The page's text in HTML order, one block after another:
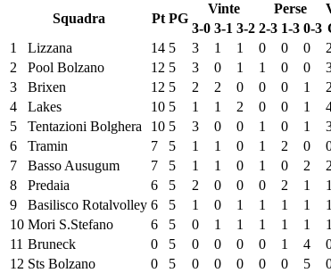
Squadra Pt PG
Vinte Perse
3-0 3-1 3-2 2-3 1-3 0-3
1
Lizzana 14 5 3 1 1 0 0 0 2
2
Pool Bolzano 12 5 3 0 1 1 0 0
3
Brixen 12 5 2 2 0 0 0 1 2
4
Lakes 10 5 1 1 2 0 0 1
5
Tentazioni Bolghera 10 5 3 0 0 1 0 1
6
Tramin 7 5 1 1 0 1 2 0
7
Basso Ausugum 7 5 1 1 0 1 0 2 2
8
Predaia 6 5 2 0 0 0 2 1 1
9
Basilisco Rotalvolley 6 5 1 0 1 1 1 1 1
10 Mori S.Stefano 6 5 0 1 1 1 1 1 1
11 Bruneck 0 5 0 0 0 0 1 4
12 Sts Bolzano 0 5 0 0 0 0 0 5